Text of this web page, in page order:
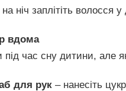
ніч заплітіть волосся у
вдома
під час сну дитини, але
для рук – нанесіть